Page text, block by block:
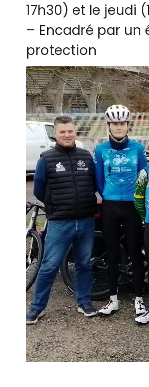
17h30) et le jeudi
– Encadré par un
protection